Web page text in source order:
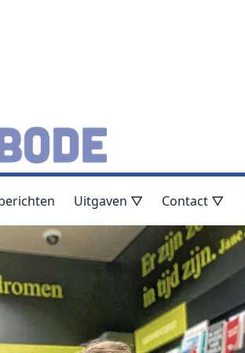
Uitgaven ▽ Contact ▽